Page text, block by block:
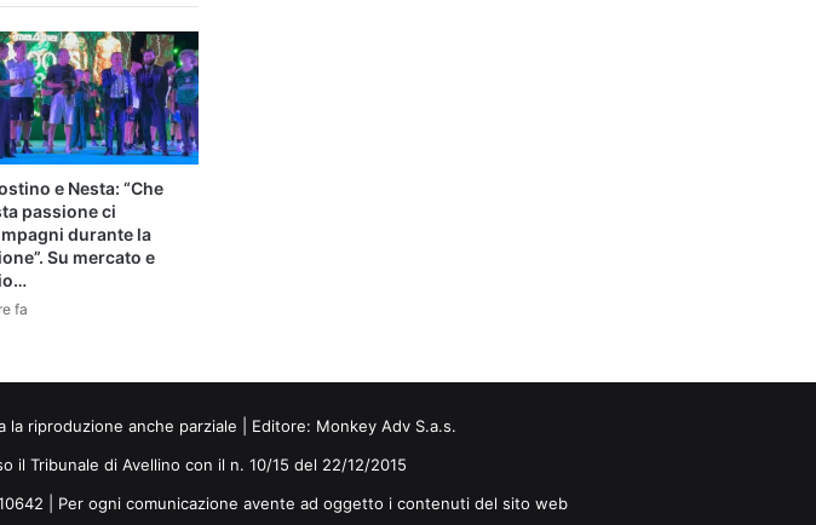
e Nesta: “Che
passione ci
durante la
Su mercato e
fa
riproduzione anche parziale | Editore: Monkey Adv S.a.s.
il Tribunale di Avellino con il n. 10/15 del 22/12/2015
| Per ogni comunicazione avente ad oggetto i contenuti del sito web